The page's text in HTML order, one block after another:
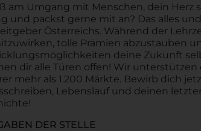
am Umgang mit Menschen, dein
und packst gerne mit an? Das alles
Österreichs. Während der
tolle Prämien abzustauben
deine Zukunft
dir alle Türen offen! Wir
mehr als 1.200 Märkte. Bewirb dich
Lebenslauf und deinen
DER STELLE